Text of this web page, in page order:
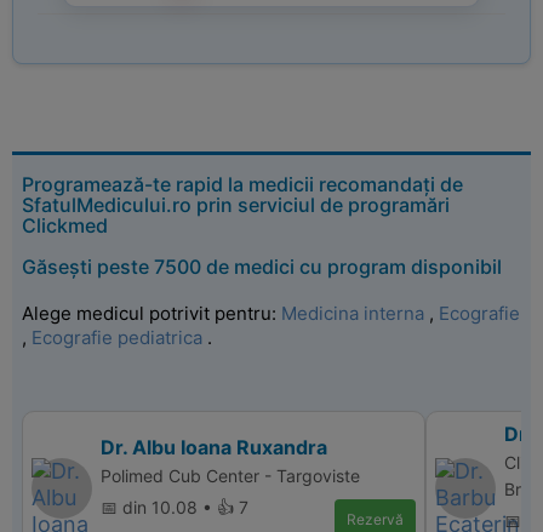
Programează-te rapid la medicii recomandați de
SfatulMedicului.ro prin serviciul de programări
Clickmed
Găsești peste 7500 de medici cu program disponibil
Alege medicul potrivit pentru: Medicina interna , Ecografie
, Ecografie pediatrica .
Dr. Albu Ioana Ruxandra
Polimed Cub Center - Targoviste
📅 din 10.08 • 👍 7
Rezervă
Dr.
📅